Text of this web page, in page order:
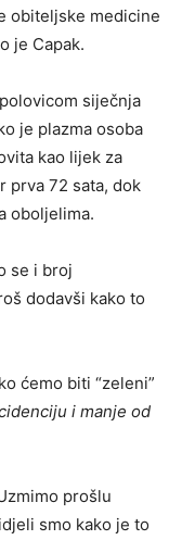
obiteljske medicine
je Capak.
siječnja
je plazma osoba
kao lijek za
prva 72 sata, dok
oboljelima.
se i broj
dodavši kako to
ćemo biti “zeleni”
i manje od
prošlu
smo kako je to